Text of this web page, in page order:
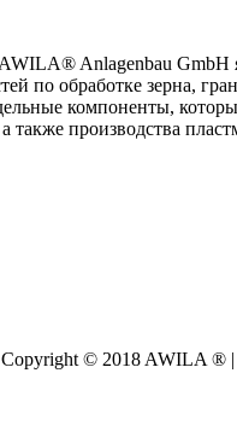
® Anlagenbau GmbH
по обработке зерна,
компоненты,
также производства
Copyright © 2018 AWILA ®